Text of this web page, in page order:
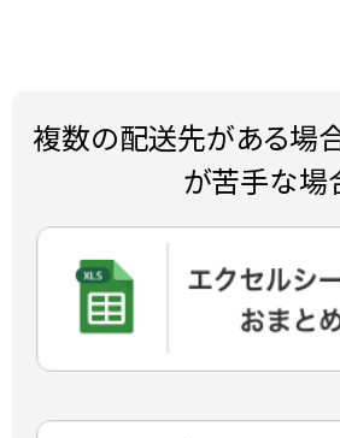
複数の配送先がある場
が苦手な場